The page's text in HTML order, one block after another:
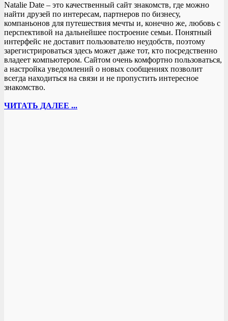
Natalie Date – это качественный сайт знакомств, где можно
найти друзей по интересам, партнеров по бизнесу,
компаньонов для путешествия мечты и, конечно же, любовь с
перспективой на дальнейшее построение семьи. Понятный
интерфейс не доставит пользователю неудобств, поэтому
зарегистрироваться здесь может даже тот, кто посредственно
владеет компьютером. Сайтом очень комфортно пользоваться,
а настройка уведомлений о новых сообщениях позволит
всегда находиться на связи и не пропустить интересное
знакомство.
ЧИТАТЬ ДАЛЕЕ ...